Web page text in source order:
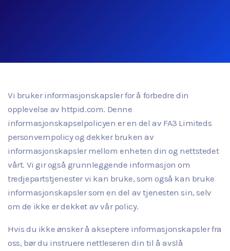
Vi bruker informasjonskapsler for å forbedre din
opplevelse av httpid.com. Denne
informasjonskapselpolicyen er en del av FA3 Limiteds
personvernpolicy og dekker bruken av
informasjonskapsler mellom enheten din og nettstedet
vårt. Vi gir også grunnleggende informasjon om
tredjepartstjenester vi kan bruke, som også kan bruke
informasjonskapsler som en del av tjenesten sin, selv
om de ikke er dekket av vår policy.
Hvis du ikke ønsker å akseptere informasjonskapsler fra
oss, bør du instruere nettleseren din til å avslå